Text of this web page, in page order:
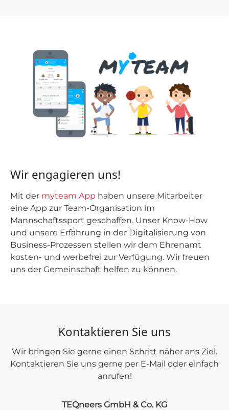
Wir engagieren uns!
Mit der myteam App haben unsere Mitarbeiter
eine App zur Team-Organisation im
Mannschaftssport geschaffen. Unser Know-How
und unsere Erfahrung in der Digitalisierung von
Business-Prozessen stellen wir dem Ehrenamt
kosten- und werbefrei zur Verfügung. Wir freuen
uns der Gemeinschaft helfen zu können.
Kontaktieren Sie uns
Wir bringen Sie gerne einen Schritt näher ans Ziel.
Kontaktieren Sie uns gerne per E-Mail oder einfach
anrufen!
TEQneers GmbH & Co. KG